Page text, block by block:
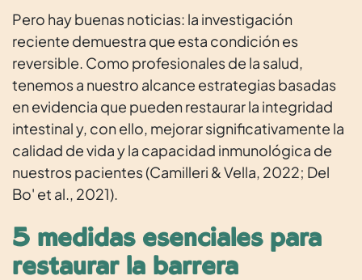
Pero hay buenas noticias: la investigación
reciente demuestra que esta condición es
reversible. Como profesionales de la salud,
tenemos a nuestro alcance estrategias basadas
en evidencia que pueden restaurar la integridad
intestinal y, con ello, mejorar significativamente la
calidad de vida y la capacidad inmunológica de
nuestros pacientes (Camilleri & Vella, 2022; Del
Bo' et al., 2021).
5 medidas esenciales para
restaurar la barrera